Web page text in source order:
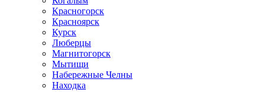
Красногорск
Красноярск
Курск
Люберцы
Магнитогорск
Мытищи
Набережные Челны
Находка